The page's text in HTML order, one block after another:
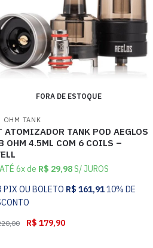
FORA DE ESTOQUE
OHM TANK
ATOMIZADOR TANK POD AEGLOS
OHM 4.5ML COM 6 COILS –
6x de R$ 29,98S/ JUROS
PIX OU BOLETO R$ 161,9110% DE
R$ 179,90